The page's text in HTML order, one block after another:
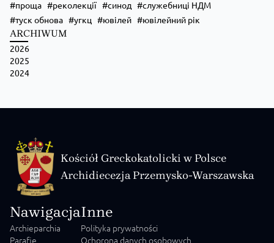
проща
реколекції синод
служебниці НДМ
туск обнова
угкц ювілей ювілейний рік
ARCHIWUM
2026
2025
2024
Kościół Greckokatolicki w Polsce
Archidiecezja Przemysko-Warszawska
Nawigacja
Archieparchia
Parafie
Inne
Polityka prywatności
Ochorona danych osobowych